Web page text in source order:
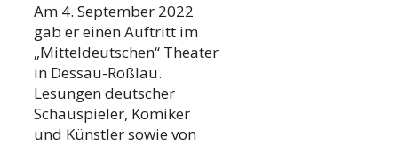
Am 4. September 2022
gab er einen Auftritt im
„Mitteldeutschen“ Theater
in Dessau-Roßlau.
Lesungen deutscher
Schauspieler, Komiker
und Künstler sowie von